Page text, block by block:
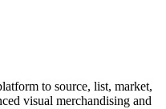
to source, list, market,
visual merchandising and